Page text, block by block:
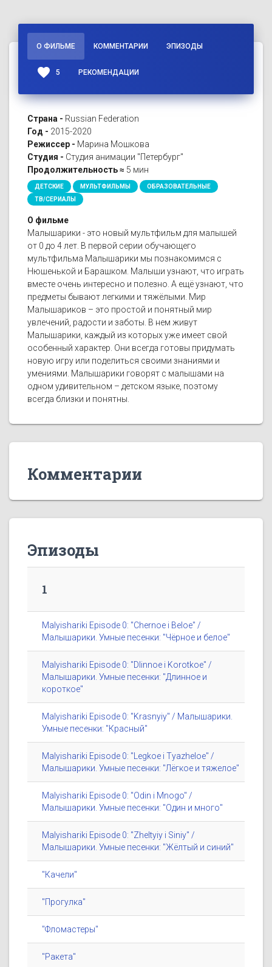
О ФИЛЬМЕ КОММЕНТАРИИ ЭПИЗОДЫ
favorite 5 РЕКОМЕНДАЦИИ
Страна - Russian Federation
Год - 2015-2020
Режиссер - Марина Мошкова
Студия - Студия анимации "Петербург"
Продолжительность ≈ 5 мин
ДЕТСКИЕ МУЛЬТФИЛЬМЫ
ОБРАЗОВАТЕЛЬНЫЕ
ТВ/СЕРИАЛЫ
О фильме
Малышарики - это новый мультфильм для малышей
от 0 до 4 лет. В первой серии обучающего
мультфильма Малышарики мы познакомимся с
Нюшенькой и Барашком. Малыши узнают, что играть
вместе очень интересно и полезно. А ещё узнают, что
предметы бывают легкими и тяжёлыми. Мир
Малышариков – это простой и понятный мир
увлечений, радости и заботы. В нем живут
Малышарики, каждый из которых уже имеет свой
особенный характер. Они всегда готовы придумать
новую игру или поделиться своими знаниями и
умениями. Малышарики говорят с малышами на
одном удивительном – детском языке, поэтому
всегда близки и понятны.
Комментарии
Эпизоды
1
Malyishariki Episode 0: "Chernoe i Beloe" /
Малышарики. Умные песенки: "Чёрное и белое"
Malyishariki Episode 0: "Dlinnoe i Korotkoe" /
Малышарики. Умные песенки: "Длинное и
короткое"
Malyishariki Episode 0: "Krasnyiy" / Малышарики.
Умные песенки: "Красный"
Malyishariki Episode 0: "Legkoe i Tyazheloe" /
Малышарики. Умные песенки: "Лёгкое и тяжелое"
Malyishariki Episode 0: "Odin i Mnogo" /
Малышарики. Умные песенки: "Один и много"
Malyishariki Episode 0: "Zheltyiy i Siniy" /
Малышарики. Умные песенки: "Жёлтый и синий"
"Качели"
"Прогулка"
"Фломастеры"
"Ракета"